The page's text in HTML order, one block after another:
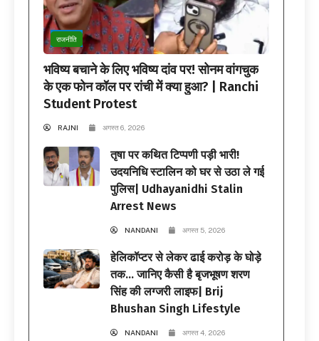
राजनीति
भविष्य बचाने के लिए भविष्य दांव पर! सोनम वांगचुक
के एक फोन कॉल पर रांची में क्या हुआ? | Ranchi
Student Protest
RAJNI अगस्त 6, 2026
तृषा पर कथित टिप्पणी पड़ी भारी!
उदयनिधि स्टालिन को घर से उठा ले गई
पुलिस| Udhayanidhi Stalin
Arrest News
NANDANI अगस्त 5, 2026
हेलिकॉप्टर से लेकर ढाई करोड़ के घोड़े
तक… जानिए कैसी है बृजभूषण शरण
सिंह की लग्जरी लाइफ| Brij
Bhushan Singh Lifestyle
NANDANI अगस्त 4, 2026